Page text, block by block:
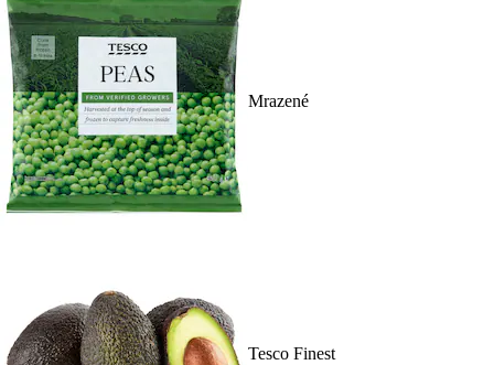
Mrazené
Tesco Finest